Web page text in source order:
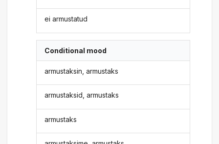
ei armustatud
Conditional mood
armustaksin, armustaks
armustaksid, armustaks
armustaks